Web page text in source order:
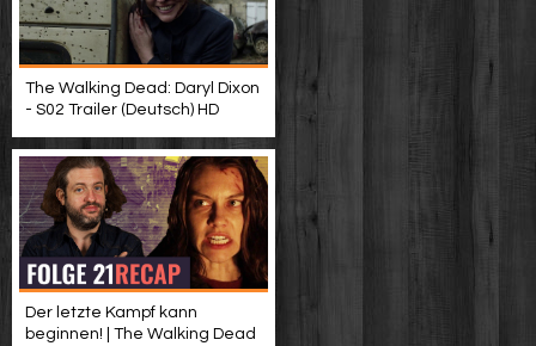
The Walking Dead: Daryl Dixon
- S02 Trailer (Deutsch) HD
Der letzte Kampf kann
beginnen! | The Walking Dead